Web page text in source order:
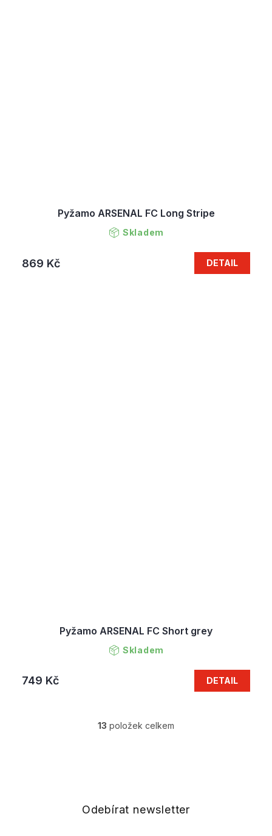
Pyžamo ARSENAL FC Long Stripe
Skladem
869 Kč DETAIL
Pyžamo ARSENAL FC Short grey
Skladem
749 Kč DETAIL
O
í
13 položek celkem
Odebírat newsletter